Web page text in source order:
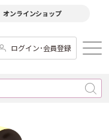
オンラインショップ
ログイン･会員登録